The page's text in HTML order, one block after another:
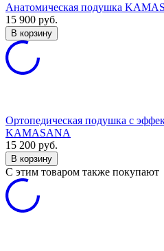
Анатомическая подушка
15 900 руб.
В корзину
Ортопедическая подушка с
KAMASANA
15 200 руб.
В корзину
C этим товаром также покупают